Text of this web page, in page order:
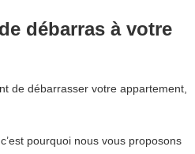
débarras à votre
de débarrasser votre appartement,
pourquoi nous vous proposons